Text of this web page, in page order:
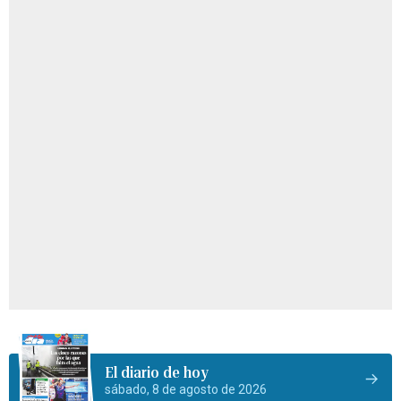
El diario de hoy
sábado, 8 de agosto de 2026